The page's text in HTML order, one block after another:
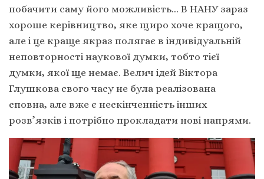
побачити саму його можливість… В НАНУ зараз
хороше керівництво, яке щиро хоче кращого,
але і це краще якраз полягає в індивідуальній
неповторності наукової думки, тобто тієї
думки, якої ще немає. Велич ідей Віктора
Глушкова свого часу не була реалізована
сповна, але вже є нескінченність інших
розв’язків і потрібно прокладати нові напрями.